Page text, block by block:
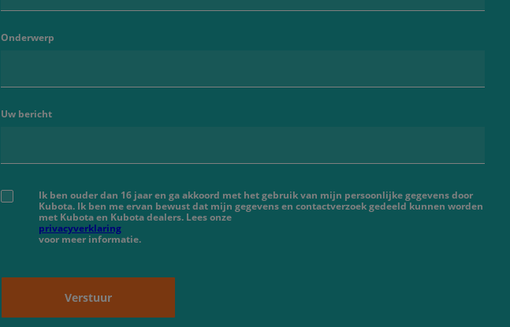
Onderwerp
Uw bericht
Ik ben ouder dan 16 jaar en ga akkoord met het gebruik van mijn persoonlijke gegevens door
Kubota. Ik ben me ervan bewust dat mijn gegevens en contactverzoek gedeeld kunnen worden
met Kubota en Kubota dealers. Lees onze
privacyverklaring
voor meer informatie.
Verstuur